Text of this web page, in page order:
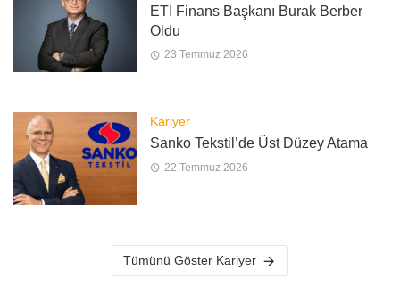
ETİ Finans Başkanı Burak Berber
Oldu
23 Temmuz 2026
Kariyer
Sanko Tekstil’de Üst Düzey Atama
22 Temmuz 2026
Tümünü Göster Kariyer